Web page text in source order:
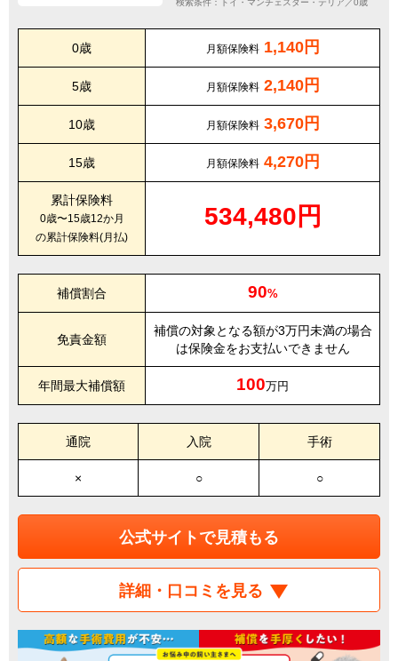
検索条件：トイ・マンチェスター・テリア／0歳
0歳 月額保険料 1,140円
5歳 月額保険料 2,140円
10歳 月額保険料 3,670円
15歳 月額保険料 4,270円
累計保険料
0歳〜15歳12か月
の累計保険料(月払)
534,480円
補償割合 90%
免責金額
補償の対象となる額が3万円未満の場合
は保険金をお支払いできません
年間最大補償額 100万円
通院 入院 手術
× ○ ○
公式サイトで見積もる
詳細・口コミを見る